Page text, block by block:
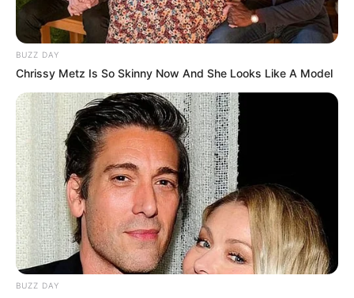
Base Turf solide et logique du
Tiercé Quinté du jour
La base turf logique et incontournable du Tiercé
Quarté Quinté du jour, soit des chevaux parmi les
plus cités de la presse du Turf d’où on l’espère une
véritable base fiable et logique.
4 WORTH IT
10 KIMLEEN ST ELOI
BUZZ DAY
Chrissy Metz Is So Skinny Now And She Looks Like A Model
BUZZ DAY